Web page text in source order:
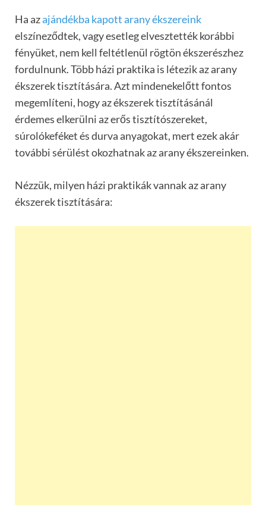
Ha azajándékba kapott arany ékszereink
elszíneződtek, vagy esetleg elvesztették korábbi
fényüket, nem kell feltétlenül rögtön ékszerészhez
fordulnunk. Több házi praktika is létezik az arany
ékszerek tisztítására. Azt mindenekelőtt fontos
megemlíteni, hogy az ékszerek tisztításánál
érdemes elkerülni az erős tisztítószereket,
súrolókeféket és durva anyagokat, mert ezek akár
további sérülést okozhatnak az arany ékszereinken.
Nézzük, milyen házi praktikák vannak az arany
ékszerek tisztítására: